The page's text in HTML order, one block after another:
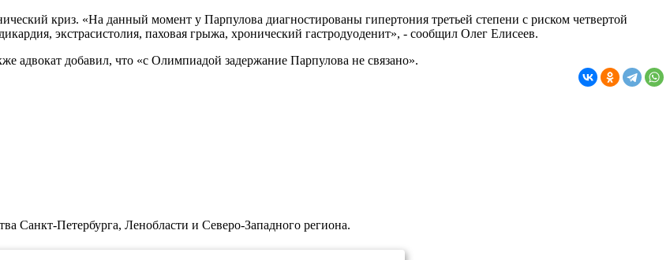
криз. «На данный момент у Парпулова диагностированы гипертония третьей степени с риском четвертой
экстрасистолия, паховая грыжа, хронический гастродуоденит», - сообщил Олег Елисеев.
адвокат добавил, что «с Олимпиадой задержание Парпулова не связано».
Санкт-Петербурга, Ленобласти и Северо-Западного региона.